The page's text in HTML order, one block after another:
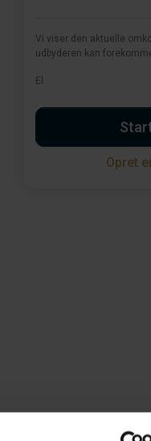
Vi viser den aktuelle
udbyderen kan
El
Opret